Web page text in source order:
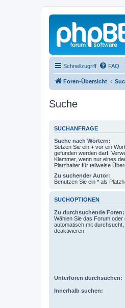
Schnellzugriff FAQ
Foren-Übersicht
Suche
SUCHANFRAGE
Suche nach Wörtern:
Setzen Sie ein + vor ein
gefunden werden darf.
Klammer, wenn nur eines
Platzhalter für teilweise
Zu suchender Autor:
Benutzen Sie ein * als
SUCHOPTIONEN
Zu durchsuchende Foren:
Wählen Sie das Forum
automatisch mit
deaktivieren.
Unterforen durchsuchen:
Innerhalb suchen: